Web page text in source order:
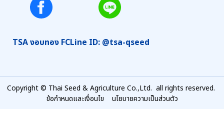
TSA งอบทอง FCLine ID: @tsa-qseed
Copyright © Thai Seed & Agriculture Co.,Ltd. all rights reserved.
ข้อกำหนดและเงื่อนไข
นโยบายความเป็นส่วนตัว